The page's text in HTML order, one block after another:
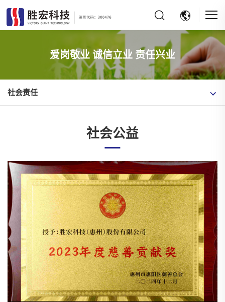
爱岗敬业 诚信立业 责任兴业
社会责任
社会公益